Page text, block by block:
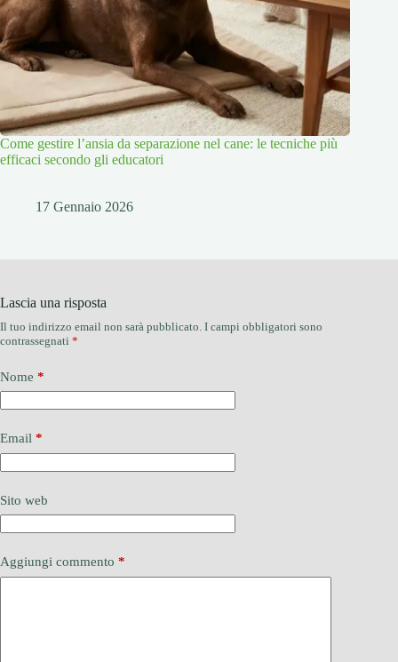
Come gestire l’ansia da separazione nel cane: le tecniche più
efficaci secondo gli educatori
17 Gennaio 2026
Lascia una risposta
Il tuo indirizzo email non sarà pubblicato. I campi obbligatori sono
contrassegnati *
Nome *
Email *
Sito web
Aggiungi commento *